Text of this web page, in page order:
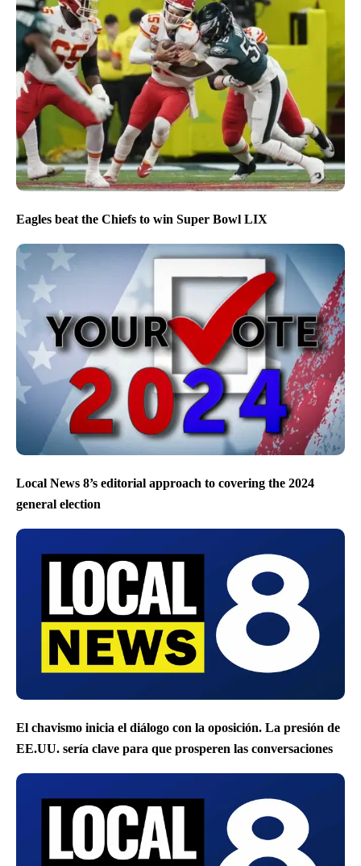
Eagles beat the Chiefs to win Super Bowl LIX
Local News 8’s editorial approach to covering the 2024
general election
El chavismo inicia el diálogo con la oposición. La presión de
EE.UU. sería clave para que prosperen las conversaciones